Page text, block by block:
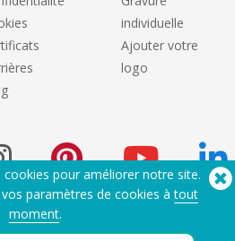
individuelle
Ajouter votre
logo
Besoin d'aide? Tel :
pour améliorer notre site.
paramètres de cookies àtout
moment.